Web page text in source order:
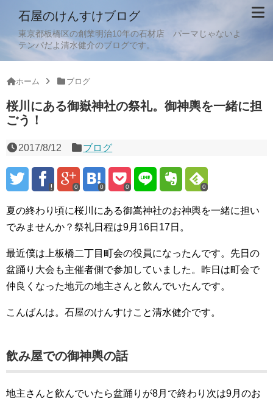
石屋のけんすけブログ
東京都板橋区の創業明治10年の石材店 パーマじゃないよ
テンパだよ清水健介のブログです。
ホーム ブログ
桜川にある御嶽神社の祭礼。御神輿を一緒に担
ごう！
2017/8/12 ブログ
0 0 0 0
夏の終わり頃に桜川にある御嵩神社のお神輿を一緒に担い
でみませんか？祭礼日程は9月16日17日。
最近僕は上板橋二丁目町会の役員になったんです。先日の
盆踊り大会も主催者側で参加していました。昨日は町会で
仲良くなった地元の地主さんと飲んでいたんです。
こんばんは。石屋のけんすけこと清水健介です。
飲み屋での御神輿の話
地主さんと飲んでいたら盆踊りが8月で終わり次は9月のお